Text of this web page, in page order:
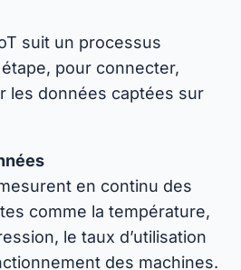
suit un processus
pour connecter,
les données captées sur
en continu des
comme la température,
le taux d’utilisation
des machines.